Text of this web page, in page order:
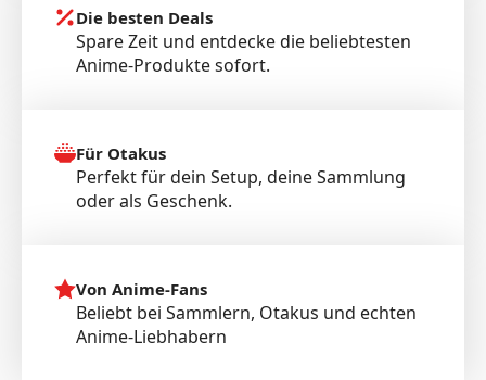
Die besten Deals
Spare Zeit und entdecke die beliebtesten
Anime-Produkte sofort.
Für Otakus
Perfekt für dein Setup, deine Sammlung
oder als Geschenk.
Von Anime-Fans
Beliebt bei Sammlern, Otakus und echten
Anime-Liebhabern